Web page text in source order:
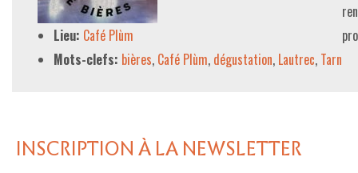
Lieu: Café Plùm
Mots-clefs: bières, Café Plùm, dégustation, Lautrec, Tarn
INSCRIPTION À LA NEWSLETTER